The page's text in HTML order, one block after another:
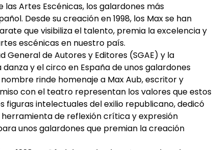
Artes Escénicas, los galardones más
Desde su creación en 1998, los Max se han
que visibiliza el talento, premia la excelencia y
escénicas en nuestro país.
General de Autores y Editores (SGAE) y la
y el circo en España de unos galardones
rinde homenaje a Max Aub, escritor y
con el teatro representan los valores que estos
figuras intelectuales del exilio republicano, dedicó
de reflexión crítica y expresión
unos galardones que premian la creación